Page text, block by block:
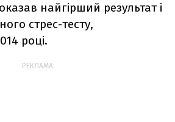
найгірший результат і
стрес-тесту,
році.
РЕКЛАМА: